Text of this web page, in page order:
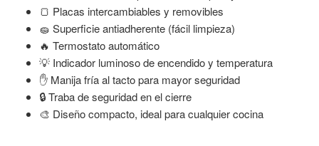
🍞 Placas intercambiables y removibles
🧽 Superficie antiadherente (fácil limpieza)
🔥 Termostato automático
💡 Indicador luminoso de encendido y temperatura
✋ Manija fría al tacto para mayor seguridad
🔒 Traba de seguridad en el cierre
🎨 Diseño compacto, ideal para cualquier cocina